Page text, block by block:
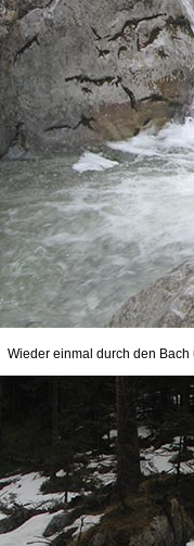
Wieder einmal durch den